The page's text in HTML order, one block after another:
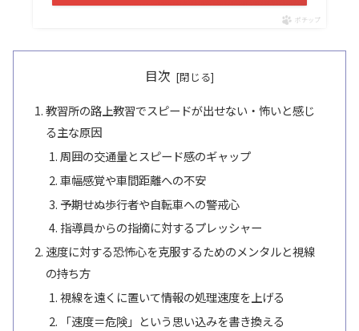
ポチップ
目次
教習所の路上教習でスピードが出せない・怖いと感じ
る主な原因
周囲の交通量とスピード感のギャップ
車幅感覚や車間距離への不安
予期せぬ歩行者や自転車への警戒心
指導員からの指摘に対するプレッシャー
速度に対する恐怖心を克服するためのメンタルと視線
の持ち方
視線を遠くに置いて情報の処理速度を上げる
「速度＝危険」という思い込みを書き換える